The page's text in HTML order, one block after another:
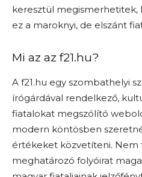
keresztül megismerhetitek,
ez a maroknyi, de elszánt
Mi az az f21.hu?
A f21.hu egy szombathelyi
írógárdával rendelkező,
fiatalokat megszólító
modern köntösben
értékeket közvetíteni. Nem
meghatározó folyóirat